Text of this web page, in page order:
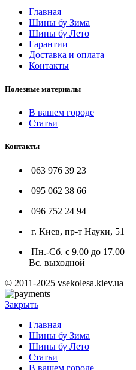
Главная
Шины бу Зима
Шины бу Лето
Гарантии
Доставка и оплата
Контакты
Полезные материалы
В вашем городе
Статьи
Контакты
063 976 39 23
095 062 38 66
096 752 24 94
г. Киев, пр-т Науки, 51
Пн.-Сб. с 9.00 до 17.00
Вс. выходной
© 2011-2025 vsekolesa.kiev.ua
Закрыть
Главная
Шины бу Зима
Шины бу Лето
Статьи
В вашем городе